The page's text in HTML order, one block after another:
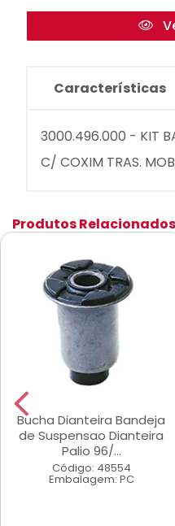
Características
3000.496.000 - KIT
C/ COXIM TRAS.
Produtos Relacionados
Bucha Dianteira Bandeja
de Suspensao Dianteira
Palio 96/...
Código: 48554
Embalagem: PC